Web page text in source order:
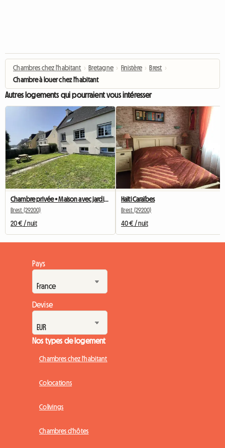
Chambres chez l'habitant › Bretagne › Finistère › Brest ›
Chambre à louer chez l'habitant
Autres logements qui pourraient vous intéresser
Chambre privée • Maison avec jardin • Brest Quartier Europe
Brest (29200)
20 € / nuit
Haïti Caraïbes
Brest (29200)
40 € / nuit
Pays
Devise
Nos types de logement
Chambres chez l'habitant
Colocations
Colivings
Chambres d'hôtes